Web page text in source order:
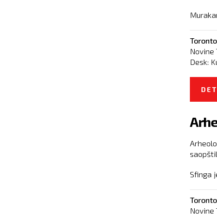
Novine
Desk:
Sfinga
Novine